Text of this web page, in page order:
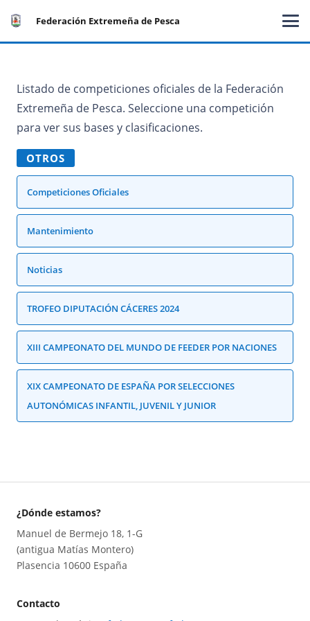
Federación Extremeña de Pesca
Listado de competiciones oficiales de la Federación
Extremeña de Pesca. Seleccione una competición
para ver sus bases y clasificaciones.
OTROS
Competiciones Oficiales
Mantenimiento
Noticias
TROFEO DIPUTACIÓN CÁCERES 2024
XIII CAMPEONATO DEL MUNDO DE FEEDER POR NACIONES
XIX CAMPEONATO DE ESPAÑA POR SELECCIONES
AUTONÓMICAS INFANTIL, JUVENIL Y JUNIOR
¿Dónde estamos?
Manuel de Bermejo 18, 1-G
(antigua Matías Montero)
Plasencia 10600 España
Contacto